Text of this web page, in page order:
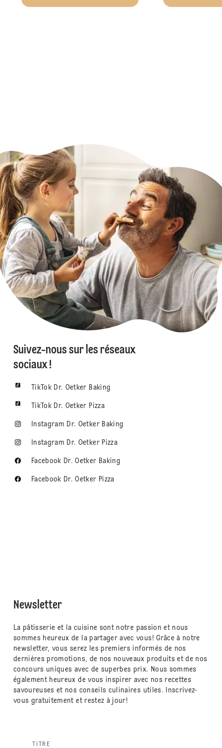
Suivez-nous sur les réseaux
sociaux !
TikTok Dr. Oetker Baking
TikTok Dr. Oetker Pizza
Instagram Dr. Oetker Baking
Instagram Dr. Oetker Pizza
Facebook Dr. Oetker Baking
Facebook Dr. Oetker Pizza
Newsletter
La pâtisserie et la cuisine sont notre passion et nous
sommes heureux de la partager avec vous! Grâce à notre
newsletter, vous serez les premiers informés de nos
dernières promotions, de nos nouveaux produits et de nos
concours uniques avec de superbes prix. Nous sommes
également heureux de vous inspirer avec nos recettes
savoureuses et nos conseils culinaires utiles. Inscrivez-
vous gratuitement et restez à jour!
TITRE